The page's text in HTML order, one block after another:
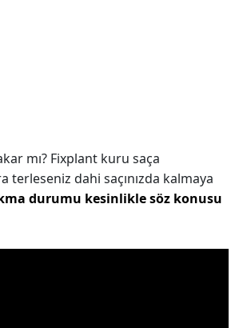
mı? Fixplant kuru saça
terleseniz dahi saçınızda kalmaya
durumu kesinlikle söz konusu